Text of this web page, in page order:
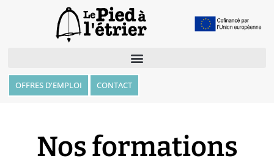
OFFRES D'EMPLOI CONTACT
Nos formations